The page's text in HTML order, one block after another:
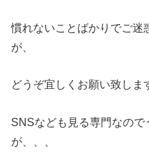
慣れないことばかりでご迷
が、
どうぞ宜しくお願い致しま
SNSなども見る専門なの
が、、、